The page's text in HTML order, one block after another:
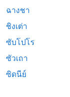
ฉางชา
ชิงเต่า
ซับโปโร
ซัวเถา
ซิดนีย์